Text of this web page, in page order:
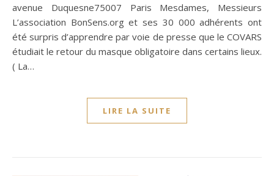
avenue Duquesne75007 Paris Mesdames, Messieurs
L’association BonSens.org et ses 30 000 adhérents ont
été surpris d’apprendre par voie de presse que le COVARS
étudiait le retour du masque obligatoire dans certains lieux.
( La…
LIRE LA SUITE